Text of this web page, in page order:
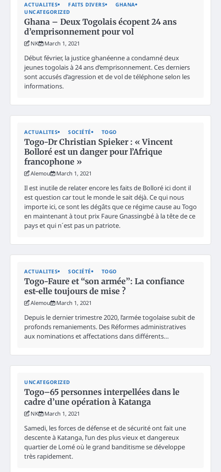
ACTUALITES FAITS DIVERS
GHANA
UNCATEGORIZED
Ghana – Deux Togolais écopent 24 ans
d’emprisonnement pour vol
NK March 1, 2021
Début février, la justice ghanéenne a condamné deux
jeunes togolais à 24 ans d’emprisonnement. Ces derniers
sont accusés d’agression et de vol de téléphone selon les
informations.
ACTUALITES SOCIÉTÉ TOGO
Togo-Dr Christian Spieker : « Vincent
Bolloré est un danger pour l’Afrique
francophone »
Alemou March 1, 2021
Il est inutile de relater encore les faits de Bolloré ici dont il
est question car tout le monde le sait déjà. Ce qui nous
importe ici, ce sont les dégâts que ce régime cause au Togo
en maintenant à tout prix Faure Gnassingbé à la tête de ce
pays et qui n´est pas un patriote.
ACTUALITES SOCIÉTÉ TOGO
Togo-Faure et ‘‘son armée’’: La confiance
est-elle toujours de mise ?
Alemou March 1, 2021
Depuis le dernier trimestre 2020, l’armée togolaise subit de
profonds remaniements. Des Réformes administratives
aux nominations et affectations dans différents…
UNCATEGORIZED
Togo–65 personnes interpellées dans le
cadre d’une opération à Katanga
NK March 1, 2021
Samedi, les forces de défense et de sécurité ont fait une
descente à Katanga, l’un des plus vieux et dangereux
quartier de Lomé où le grand banditisme se développe
très rapidement.